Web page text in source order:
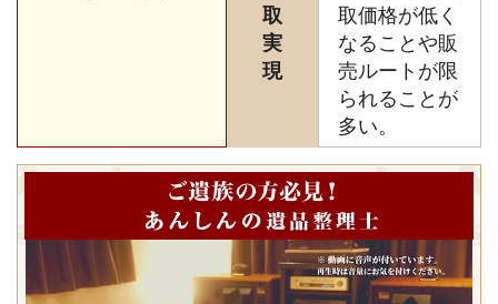
取
実
現
取価格が低く
なることや販
売ルートが限
られることが
多い。